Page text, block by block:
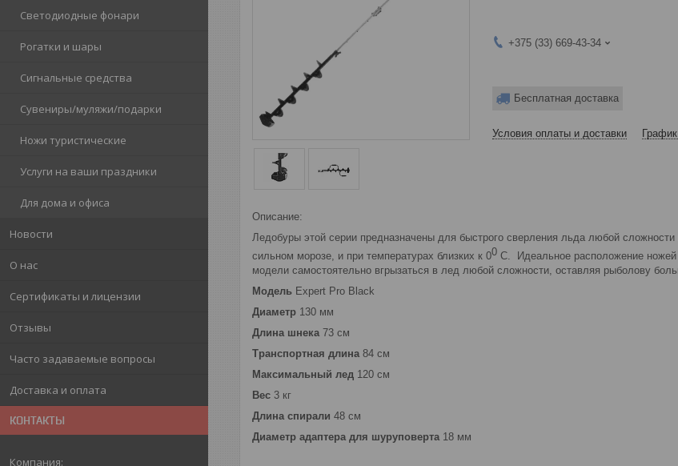
Светодиодные фонари
Рогатки и шары
Сигнальные средства
Сувениры/муляжи/подарки
Ножи туристические
Услуги на ваши праздники
Для дома и офиса
Новости
О нас
Сертификаты и лицензии
Отзывы
Часто задаваемые вопросы
Доставка и оплата
КОНТАКТЫ
+375 (33) 669-43-34
Бесплатная доставка
Условия оплаты и доставки
Описание:
Ледобуры этой серии предназначены для быстрого сверления льда любой
сильном морозе, и при температурах близких к 00 С. Идеальное расположение ножей
модели самостоятельно вгрызаться в лед любой сложности, оставляя рыболову
Модель Expert Pro Black
Диаметр 130 мм
Длина шнека73 см
Транспортная длина84 см
Максимальный лед 120 см
Вес 3 кг
Длина спирали 48 см
Диаметр адаптера для шуруповерта18 мм